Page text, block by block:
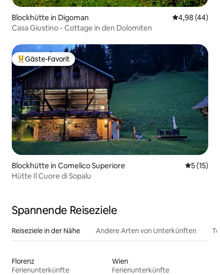
Blockhütte in Digoman
4,98 (44)
Casa Giustino - Cottage in den Dolomiten
Beliebter Gäste-Favorit.
Gäste-Favorit
Blockhütte in Comelico Superiore
5 (15)
Hütte Il Cuore di Sopalu
Spannende Reiseziele
Reiseziele in der Nähe Andere Arten von Unterkünften
Florenz
Ferienunterkünfte
Wien
Ferienunterkünfte